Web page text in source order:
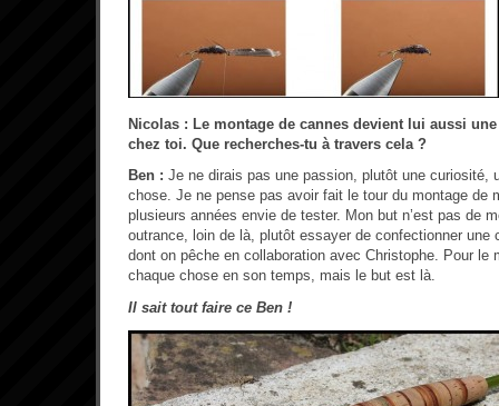
Nicolas : Le montage de cannes devient lui aussi
chez toi. Que recherches-tu à travers cela ?
Ben : Je ne dirais pas une passion, plutôt une curiosité,
chose. Je ne pense pas avoir fait le tour du montage de
plusieurs années envie de tester. Mon but n’est pas de
outrance, loin de là, plutôt essayer de confectionner une
dont on pêche en collaboration avec Christophe. Pour le
chaque chose en son temps, mais le but est là.
Il sait tout faire ce Ben !